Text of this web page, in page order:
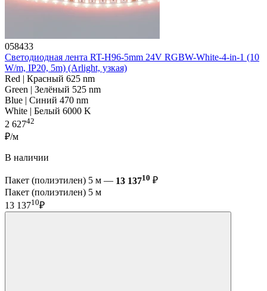
058433
Светодиодная лента RT-H96-5mm 24V RGBW-White-4-in-1 (10
W/m, IP20, 5m) (Arlight, узкая)
Red | Красный 625 nm
Green | Зелёный 525 nm
Blue | Синий 470 nm
White | Белый 6000 K
2 62742
₽/м
В наличии
Пакет (полиэтилен) 5 м — 13 13710 ₽
Пакет (полиэтилен) 5 м
13 13710₽